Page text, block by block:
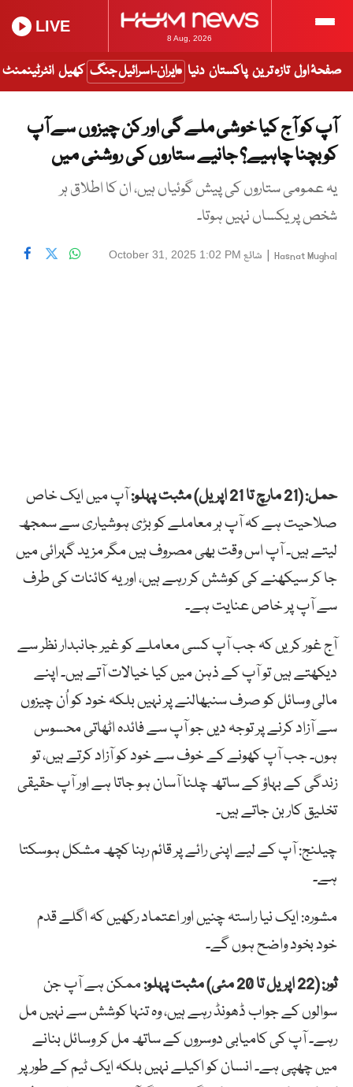
8 Aug, 2026
LIVE
صفحۂ اول تازہ ترین پاکستان دنیا ایران-اسرائیل جنگ کھیل انٹرٹینمنٹ
آپ کو آج کیا خوشی ملے گی اور کن چیزوں سے آپ
کو بچنا چاہیے؟ جانیے ستاروں کی روشنی میں
یہ عمومی ستاروں کی پیش گوئیاں ہیں، ان کا اطلاق ہر
شخص پر یکساں نہیں ہوتا۔
Hasnat Mughal
| شائع October 31, 2025 1:02 PM
حمل: (21 مارچ تا 21 اپریل) مثبت پہلو:
آپ میں ایک خاص
صلاحیت ہے کہ آپ ہر معاملے کو بڑی ہوشیاری سے سمجھ
لیتے ہیں۔ آپ اس وقت بھی مصروف ہیں مگر مزید گہرائی میں
جا کر سیکھنے کی کوشش کر رہے ہیں، اور یہ کائنات کی طرف
سے آپ پر خاص عنایت ہے۔
آج غور کریں کہ جب آپ کسی معاملے کو غیر جانبدار نظر سے
دیکھتے ہیں تو آپ کے ذہن میں کیا خیالات آتے ہیں۔ اپنے
مالی وسائل کو صرف سنبھالنے پر نہیں بلکہ خود کو اُن چیزوں
سے آزاد کرنے پر توجہ دیں جو آپ سے فائدہ اٹھاتی محسوس
ہوں۔ جب آپ کھونے کے خوف سے خود کو آزاد کرتے ہیں، تو
زندگی کے بہاؤ کے ساتھ چلنا آسان ہو جاتا ہے اور آپ حقیقی
تخلیق کار بن جاتے ہیں۔
چیلنج: آپ کے لیے اپنی رائے پر قائم رہنا کچھ مشکل ہوسکتا
ہے۔
مشورہ: ایک نیا راستہ چنیں اور اعتماد رکھیں کہ اگلے قدم
خود بخود واضح ہوں گے۔
ثور: (22 اپریل تا 20 مئی) مثبت پہلو:
ممکن ہے آپ جن
سوالوں کے جواب ڈھونڈ رہے ہیں، وہ تنہا کوشش سے نہیں مل
رہے۔ آپ کی کامیابی دوسروں کے ساتھ مل کر وسائل بنانے
میں چھپی ہے۔ انسان کو اکیلے نہیں بلکہ ایک ٹیم کے طور پر